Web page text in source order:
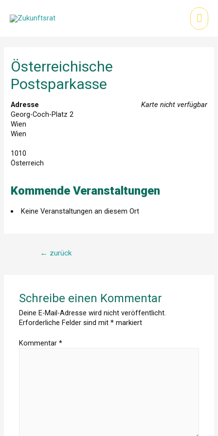
Inhalt
springen
Österreichische
Postsparkasse
Karte nicht verfügbar
Adresse
Georg-Coch-Platz 2
Wien
Wien
1010
Österreich
Kommende Veranstaltungen
Keine Veranstaltungen an diesem Ort
Beitragsnavigation
← zurück
Schreibe einen Kommentar
Deine E-Mail-Adresse wird nicht veröffentlicht.
Erforderliche Felder sind mit* markiert
Kommentar*